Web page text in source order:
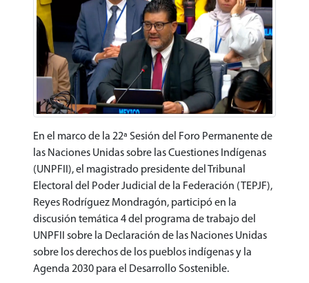
En el marco de la 22ª Sesión del Foro Permanente de
las Naciones Unidas sobre las Cuestiones Indígenas
(UNPFII), el magistrado presidente del Tribunal
Electoral del Poder Judicial de la Federación (TEPJF),
Reyes Rodríguez Mondragón, participó en la
discusión temática 4 del programa de trabajo del
UNPFII sobre la Declaración de las Naciones Unidas
sobre los derechos de los pueblos indígenas y la
Agenda 2030 para el Desarrollo Sostenible.